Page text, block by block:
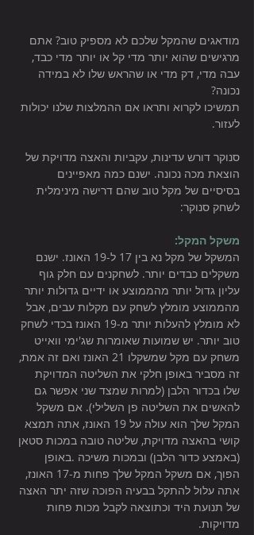
מודאגים שהמקל שלכם לא מספיק טוב? אתם
מרגישים שהוא יותר מדי קל או יותר מדי כבד,
עבה מדי, דק מדי או שהראש שלו לא במידה
נכונה?
תמשיכו לקרוא ותראו אם ההמלצות שלנו יכולות
לעזור.
סנוקר דורש עדינות, עקביות והאצה מדויקת של
הוצאת מכה נכונה. ישנם כמה מאפיינים
בסיסיים של מקל טוב שהם דרישה מינימלית
לשחק סנוקר:
משקל המקל:
המשקל של מקל נא בין 17 ל-19 האונז. ישנם
משקלים כבדים יותר. לשחקנים עם חלק גוף
עליון גדול יותר מהממוצע או ידיים גדולות יותר
מהממוצע מומלץ לשחק עם מקלות עבים, אבל
לא מומלץ להעלות יותר מ-19 האונז בכדי לשחק
טוב יותר. יש שמועות שאומרות שג'ימי וואייט
משחק עם מקל שמשקלו 21 האונז ואם זה אמת,
זה מסביר באופן חלקי את השליטה המדויקת
שלו בכדור הלבן (למרות שמצד שני אפשר גם
להאשים את השליטה פן השלילי). אם משקל
המקל שלך הוא עולה על 19 האונז, אתה תמצא
קושי בהאצה מדויקת, שליטה טובה במכות סטאן
(באמצע כדור הלבן) ובמכות משיכה .באופן
הפוך, אם משקל המקל שלך פחות מ-17 האונז,
אתה עלול להתקל בבעיה הפוכה שזה יתר האצה
של תנועת היד וכתוצאה לקבל מכות פחות
מדויקות.